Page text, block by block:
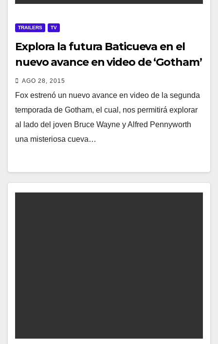
TRAILERS TV
Explora la futura Baticueva en el
nuevo avance en video de ‘Gotham’
AGO 28, 2015
Fox estrenó un nuevo avance en video de la segunda
temporada de Gotham, el cual, nos permitirá explorar
al lado del joven Bruce Wayne y Alfred Pennyworth
una misteriosa cueva…